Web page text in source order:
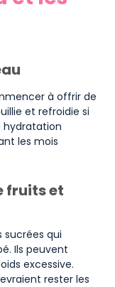
à offrir de
et refroidie si
hydratation
les mois
fruits et
sucrées qui
Ils peuvent
excessive.
rester les